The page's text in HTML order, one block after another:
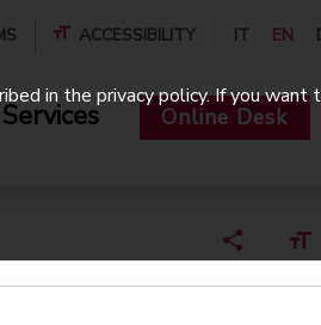
ACCESSIBILITY IT EN
Online Desk
in the privacy policy. If you want